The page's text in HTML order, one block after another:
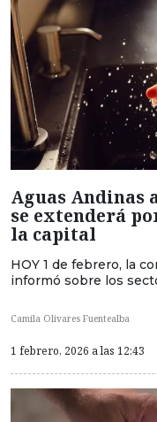
Aguas Andinas
se extenderá
la capital
HOY 1 de febrero, la
informó sobre los
Camila Olivares Fuentealba
1 febrero, 2026 a las 12:43